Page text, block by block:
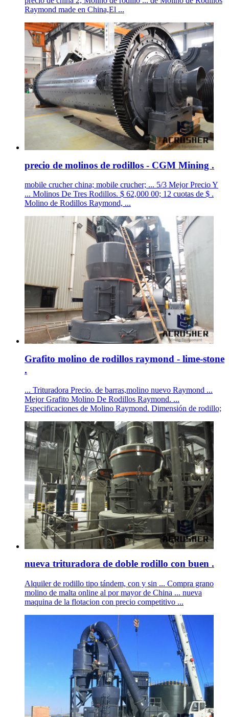
Raymond made en China,El ...
precio de molinos de rodillos - CGM Mining .
mobile crucher china; mobile crucher; ... 5/3 Mejor Precio Y
... Molinos De Tres Rodillos. $ 62,000 00; 12 cuotas de $ .
Molino de Rodillos Raymond, ...
Grafito molino de rodillos raymond - lime-stone
.
... Trituradora Precio. de barras,molino nuevo Raymond ...
Mejor Grafito Molino De Rodillos Raymond. ...
Especificaciones de Molino Raymond. Dimensión de rodillo;
nueva trituradora de doble rodillo con buen .
Alquiler de rodillo tipo tándem, con y sin ... Compra grano
molino de malta online al por mayor de China ... nueva
maquina de la flotacion con precio competitivo ...